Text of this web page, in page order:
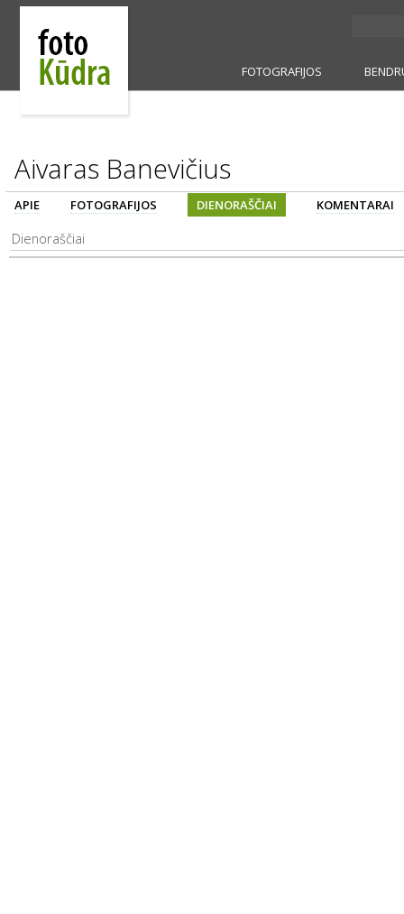
FOTOGRAFIJOS
Aivaras Banevičius
APIE FOTOGRAFIJOS DIENORAŠČIAI KOMENTARAI
Dienoraščiai